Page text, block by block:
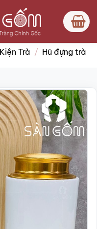
Trà / Hũ đựng trà